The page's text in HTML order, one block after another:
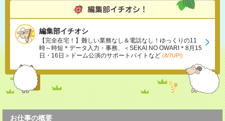
編集部イチオシ
【完全在宅！】難しい業務なし＆電話なし！ゆっくりの11
時～時短＊データ入力・事務、＜SEKAI NO OWARI＊8月15
日・16日＞ドーム公演のサポートバイトなど (8/7UP!)
お仕事の概要